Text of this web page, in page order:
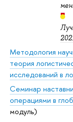
Методология
теория
исследований в
Семинар
операциями в
модуль)